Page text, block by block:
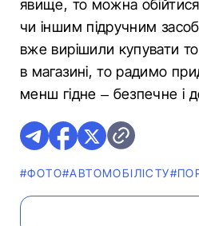
явище, то можна
чи іншим підручним
вже вирішили купувати
в магазині, то радимо
менш гідне – безпечне і
#ФОТО#АВТОМОБІЛІСТУ